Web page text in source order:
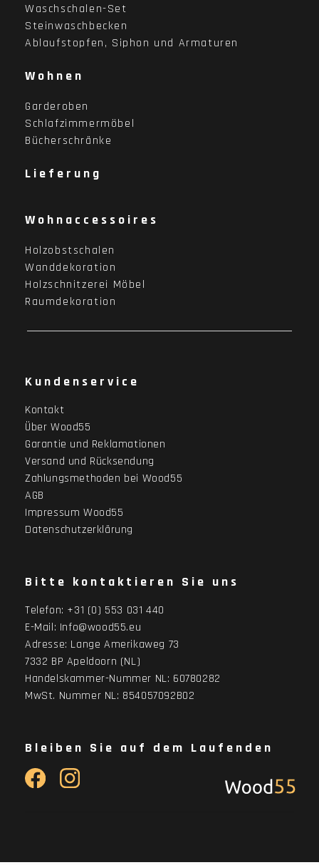
Waschschalen-Set
Steinwaschbecken
Ablaufstopfen, Siphon und Armaturen
Wohnen
Garderoben
Schlafzimmermöbel
Bücherschränke
Lieferung
Wohnaccessoires
Holzobstschalen
Wanddekoration
Holzschnitzerei Möbel
Raumdekoration
Kundenservice
Kontakt
Über Wood55
Garantie und Reklamationen
Versand und Rücksendung
Zahlungsmethoden bei Wood55
AGB
Impressum Wood55
Datenschutzerklärung
Bitte kontaktieren Sie uns
Telefon: +31 (0) 553 031 440
E-Mail: Info@wood55.eu
Adresse: Lange Amerikaweg 73
7332 BP Apeldoorn (NL)
Handelskammer-Nummer NL: 60780282
MwSt. Nummer NL: 854057092B02
Bleiben Sie auf dem Laufenden